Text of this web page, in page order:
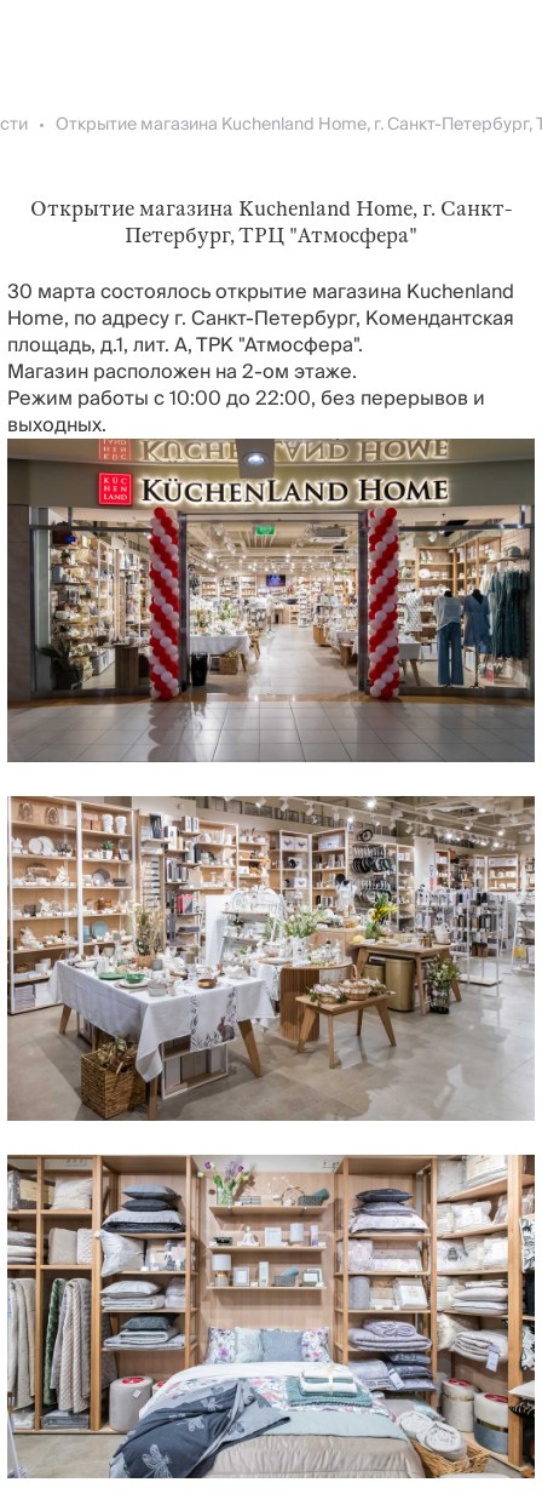
Открытие магазина Kuchenland Home, г. Санкт-
Петербург, ТРЦ "Атмосфера"
30 марта состоялось открытие магазина Kuchenland
Home, по адресу г. Санкт-Петербург, Комендантская
площадь, д.1, лит. А, ТРК "Атмосфера".
Магазин расположен на 2-ом этаже.
Режим работы с 10:00 до 22:00, без перерывов и
выходных.